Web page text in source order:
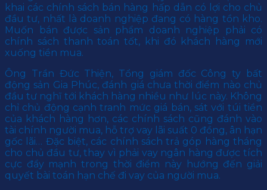
khai các chính sách bán hàng hấp dẫn có lợi cho chủ
đầu tư, nhất là doanh nghiệp đang có hàng tồn kho.
Muốn bán được sản phẩm doanh nghiệp phải có
chính sách thanh toán tốt, khi đó khách hàng mới
xuống tiền mua.
Ông Trần Đức Thiện, Tổng giám đốc Công ty bất
động sản Gia Phúc, đánh giá chưa thời điểm nào chủ
đầu tư nghĩ tới khách hàng nhiều như lúc này. Không
chỉ chủ động cạnh tranh mức giá bán, sát với túi tiền
của khách hàng hơn, các chính sách cũng đánh vào
tài chính người mua, hỗ trợ vay lãi suất 0 đồng, ân hạn
gốc lãi… Đặc biệt, các chính sách trả góp hàng tháng
cho chủ đầu tư, thay vì phải vay ngân hàng được tích
cực đẩy mạnh trong thời điểm này hướng đến giải
quyết bài toán hạn chế đi vay của người mua.